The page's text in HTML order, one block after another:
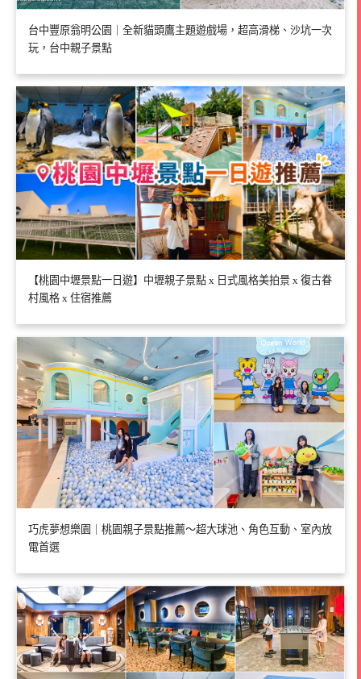
台中豐原翁明公園｜全新貓頭鷹主題遊戲場，超高滑梯、沙坑一次
玩，台中親子景點
【桃園中壢景點一日遊】中壢親子景點 x 日式風格美拍景 x 復古眷
村風格 x 住宿推薦
巧虎夢想樂園｜桃園親子景點推薦～超大球池、角色互動、室內放
電首選